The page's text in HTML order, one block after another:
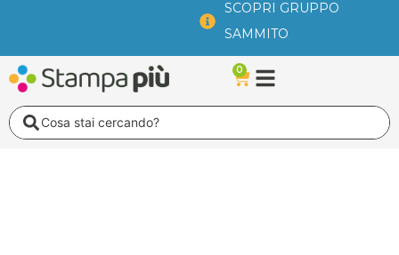
SCOPRI GRUPPO
SAMMITO
0
Carrello
Search